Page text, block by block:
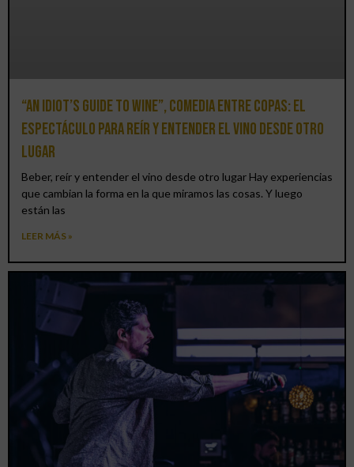
“An Idiot’s Guide to Wine”, comedia entre copas: el
espectáculo para reír y entender el vino desde otro
lugar
Beber, reír y entender el vino desde otro lugar Hay experiencias
que cambian la forma en la que miramos las cosas. Y luego
están las
LEER MÁS »